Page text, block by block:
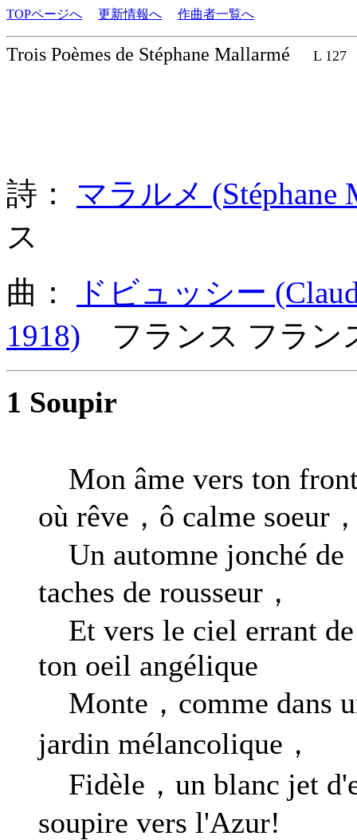
TOPページへ 更新情報へ 作曲者一覧へ
Trois Poèmes de Stéphane Mallarmé L 127
詩： マラルメ (Stéphane
ス
曲：
ドビュッシー
1918) フランス フラン
1 Soupir
Mon âme vers ton
où rêve，ô calme soeur
Un automne jonché de
taches de rousseur，
Et vers le ciel errant de
ton oeil angélique
Monte，comme dans
jardin mélancolique，
Fidèle，un blanc jet
soupire vers l'Azur!